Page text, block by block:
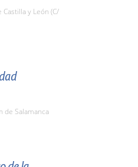
Castilla y León (C/
de Salamanca